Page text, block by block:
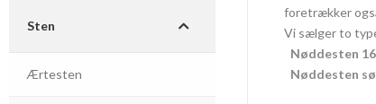
Sten
Ærtesten
foretrækker
Vi sælger to
Nøddesten
Nøddesten